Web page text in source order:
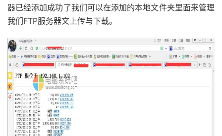
器已经添加成功了我们可以在添加的本地文件夹里面来管理
我们FTP服务器文上传与下载。